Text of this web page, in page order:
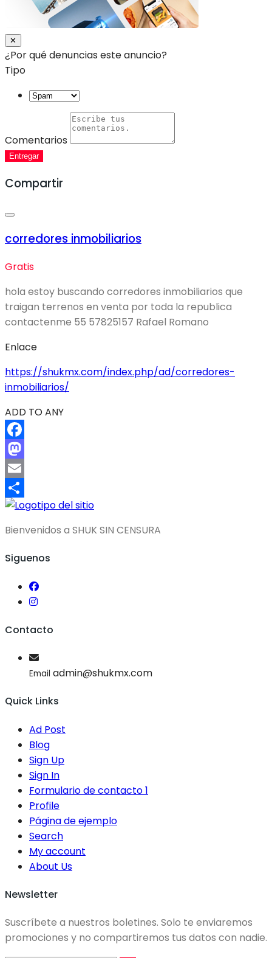
✕
¿Por qué denuncias este anuncio?
Tipo
Comentarios
Entregar
Compartir
corredores inmobiliarios
Gratis
hola estoy buscando corredores inmobiliarios que
traigan terrenos en venta por toda la republica
contactenme 55 57825157 Rafael Romano
Enlace
https://shukmx.com/index.php/ad/corredores-
inmobiliarios/
ADD TO ANY
Facebook
Mastodon
Email
Compartir
Bienvenidos a SHUK SIN CENSURA
Siguenos
Contacto
Email admin@shukmx.com
Quick Links
Ad Post
Blog
Sign Up
Sign In
Formulario de contacto 1
Profile
Página de ejemplo
Search
My account
About Us
Newsletter
Suscríbete a nuestros boletines. Solo te enviaremos
promociones y no compartiremos tus datos con nadie.